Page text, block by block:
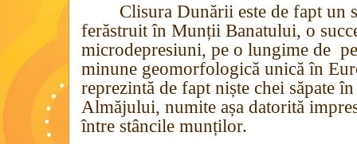
Clisura Dunării este de fapt un
ferăstruit în Munții Banatului, o
microdepresiuni, pe o lungime de
minune geomorfologică unică în
reprezintă de fapt niște chei săpate
Almăjului, numite așa datorită
între stâncile munților.